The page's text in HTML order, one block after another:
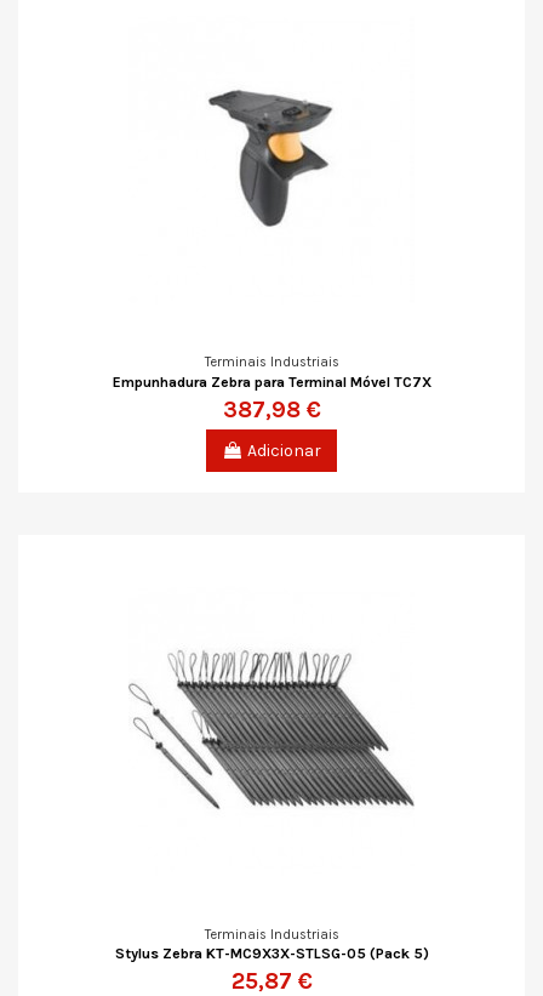
Terminais Industriais
Empunhadura Zebra para Terminal Móvel TC7X
387,98 €
Adicionar
Terminais Industriais
Stylus Zebra KT-MC9X3X-STLSG-05 (Pack 5)
25,87 €